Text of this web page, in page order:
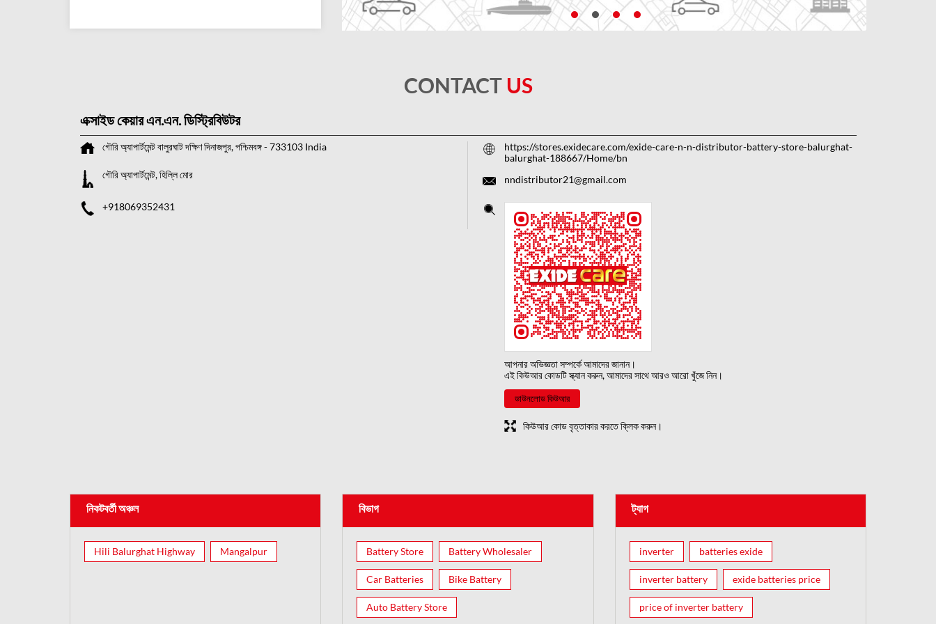
CONTACT US
এক্সাইড কেয়ার এন.এন. ডিস্ট্রিবিউটর
গৌরি অ্যাপার্টমেন্ট বালুরঘাটদক্ষিণ দিনাজপুর, পশ্চিমবঙ্গ-733103 India
গৌরি অ্যাপার্টমেন্ট, হিল্লি মোর
+918069352431
https://stores.exidecare.com/exide-care-n-n-distributor-battery-store-balurghat-
balurghat-188667/Home/bn
nndistributor21@gmail.com
আপনার অভিজ্ঞতা সম্পর্কে আমাদের জানান।
এই কিউআর কোডটি স্ক্যান করুন, আমাদের সাথে আরও আরো খুঁজে নিন।
ডাউনলোড কিউআর
কিউআর কোড বৃত্তাকার করতে ক্লিক করুন।
নিকটবর্তী অঞ্চল
Hili Balurghat Highway Mangalpur
বিভাগ
Battery Store Battery Wholesaler
Car Batteries Bike Battery
Auto Battery Store
ট্যাগ
inverter batteries exide
inverter battery exide batteries price
price of inverter battery